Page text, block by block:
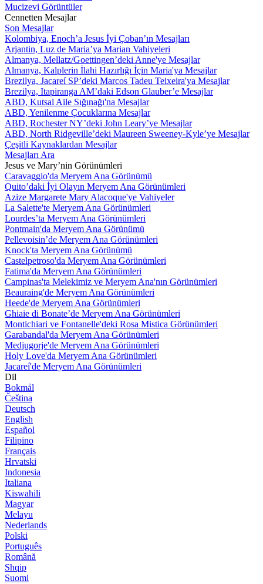
Mucizevi Görüntüler
Cennetten Mesajlar
Son Mesajlar
Kolombiya, Enoch’a Jesus İyi Çoban’ın Mesajları
Arjantin, Luz de Maria’ya Marian Vahiyeleri
Almanya, Mellatz/Goettingen’deki Anne'ye Mesajlar
Almanya, Kalplerin İlahi Hazırlığı İçin Maria'ya Mesajlar
Brezilya, Jacareí SP’deki Marcos Tadeu Teixeira'ya Mesajlar
Brezilya, Itapiranga AM’daki Edson Glauber’e Mesajlar
ABD, Kutsal Aile Sığınağı'na Mesajlar
ABD, Yenilenme Çocuklarına Mesajlar
ABD, Rochester NY’deki John Leary’ye Mesajlar
ABD, North Ridgeville’deki Maureen Sweeney-Kyle’ye Mesajlar
Çeşitli Kaynaklardan Mesajlar
Mesajları Ara
Jesus ve Mary’nin Görünümleri
Caravaggio'da Meryem Ana Görünümü
Quito’daki İyi Olayın Meryem Ana Görünümleri
Azize Margarete Mary Alacoque'ye Vahiyeler
La Salette'te Meryem Ana Görünümleri
Lourdes’ta Meryem Ana Görünümleri
Pontmain'da Meryem Ana Görünümü
Pellevoisin’de Meryem Ana Görünümleri
Knock'ta Meryem Ana Görünümü
Castelpetroso'da Meryem Ana Görünümleri
Fatima'da Meryem Ana Görünümleri
Campinas'ta Melekimiz ve Meryem Ana'nın Görünümleri
Beauraing'de Meryem Ana Görünümleri
Heede'de Meryem Ana Görünümleri
Ghiaie di Bonate’de Meryem Ana Görünümleri
Montichiari ve Fontanelle'deki Rosa Mistica Görünümleri
Garabandal'da Meryem Ana Görünümleri
Medjugorje'de Meryem Ana Görünümleri
Holy Love'da Meryem Ana Görünümleri
Jacareí'de Meryem Ana Görünümleri
Dil
Bokmål
Čeština
Deutsch
English
Español
Filipino
Français
Hrvatski
Indonesia
Italiana
Kiswahili
Magyar
Melayu
Nederlands
Polski
Português
Română
Shqip
Suomi